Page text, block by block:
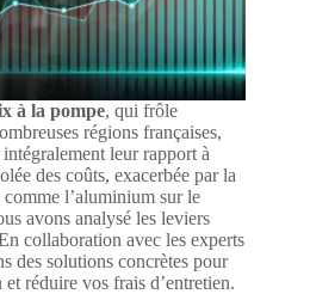
à la pompe, qui frôle
régions françaises,
leur rapport à
des coûts, exacerbée par la
comme l’aluminium sur le
avons analysé les leviers
collaboration avec les experts
des solutions concrètes pour
réduire vos frais d’entretien.